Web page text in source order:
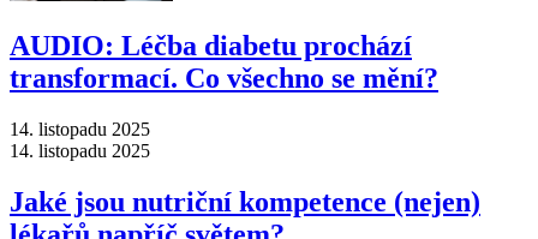
AUDIO: Léčba diabetu prochází
transformací. Co všechno se mění?
14. listopadu 2025
14. listopadu 2025
Jaké jsou nutriční kompetence (nejen)